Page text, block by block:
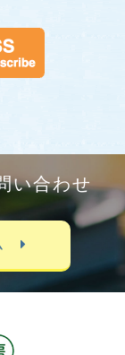
い合わせ
ム